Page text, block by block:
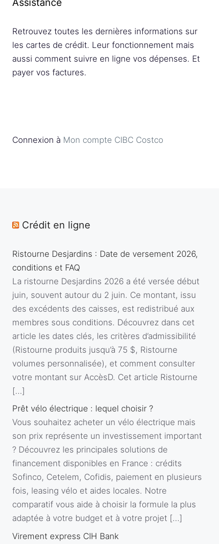
Retrouvez toutes les dernières informations sur
les cartes de crédit. Leur fonctionnement mais
aussi comment suivre en ligne vos dépenses. Et
payer vos factures.
Connexion à Mon compte CIBC Costco
Crédit en ligne
Ristourne Desjardins : Date de versement 2026,
conditions et FAQ
La ristourne Desjardins 2026 a été versée début
juin, souvent autour du 2 juin. Ce montant, issu
des excédents des caisses, est redistribué aux
membres sous conditions. Découvrez dans cet
article les dates clés, les critères d’admissibilité
(Ristourne produits jusqu’à 75 $, Ristourne
volumes personnalisée), et comment consulter
votre montant sur AccèsD. Cet article Ristourne
[…]
Prêt vélo électrique : lequel choisir ?
Vous souhaitez acheter un vélo électrique mais
son prix représente un investissement important
? Découvrez les principales solutions de
financement disponibles en France : crédits
Sofinco, Cetelem, Cofidis, paiement en plusieurs
fois, leasing vélo et aides locales. Notre
comparatif vous aide à choisir la formule la plus
adaptée à votre budget et à votre projet […]
Virement express CIH Bank